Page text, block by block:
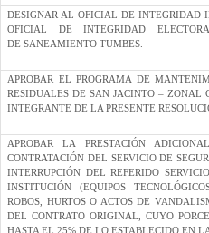
DESIGNAR AL OFICIAL DE INTEGRIDAD
OFICIAL DE INTEGRIDAD
DE SANEAMIENTO TUMBES.
APROBAR EL PROGRAMA DE
RESIDUALES DE SAN JACINTO – ZONAL
INTEGRANTE DE LA PRESENTE
APROBAR LA PRESTACIÓN
CONTRATACIÓN DEL SERVICIO DE
INTERRUPCIÓN DEL REFERIDO
INSTITUCIÓN (EQUIPOS
ROBOS, HURTOS O ACTOS DE
DEL CONTRATO ORIGINAL, CUYO
HASTA EL 25% DE LO ESTABLECIDO EN